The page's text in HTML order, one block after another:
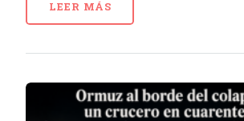
LEER MÁS